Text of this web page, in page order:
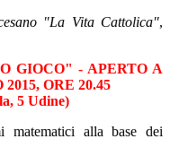
"La Vita Cattolica",
GIOCO" - APERTO A
ORE 20.45
5 Udine)
matematici alla base dei